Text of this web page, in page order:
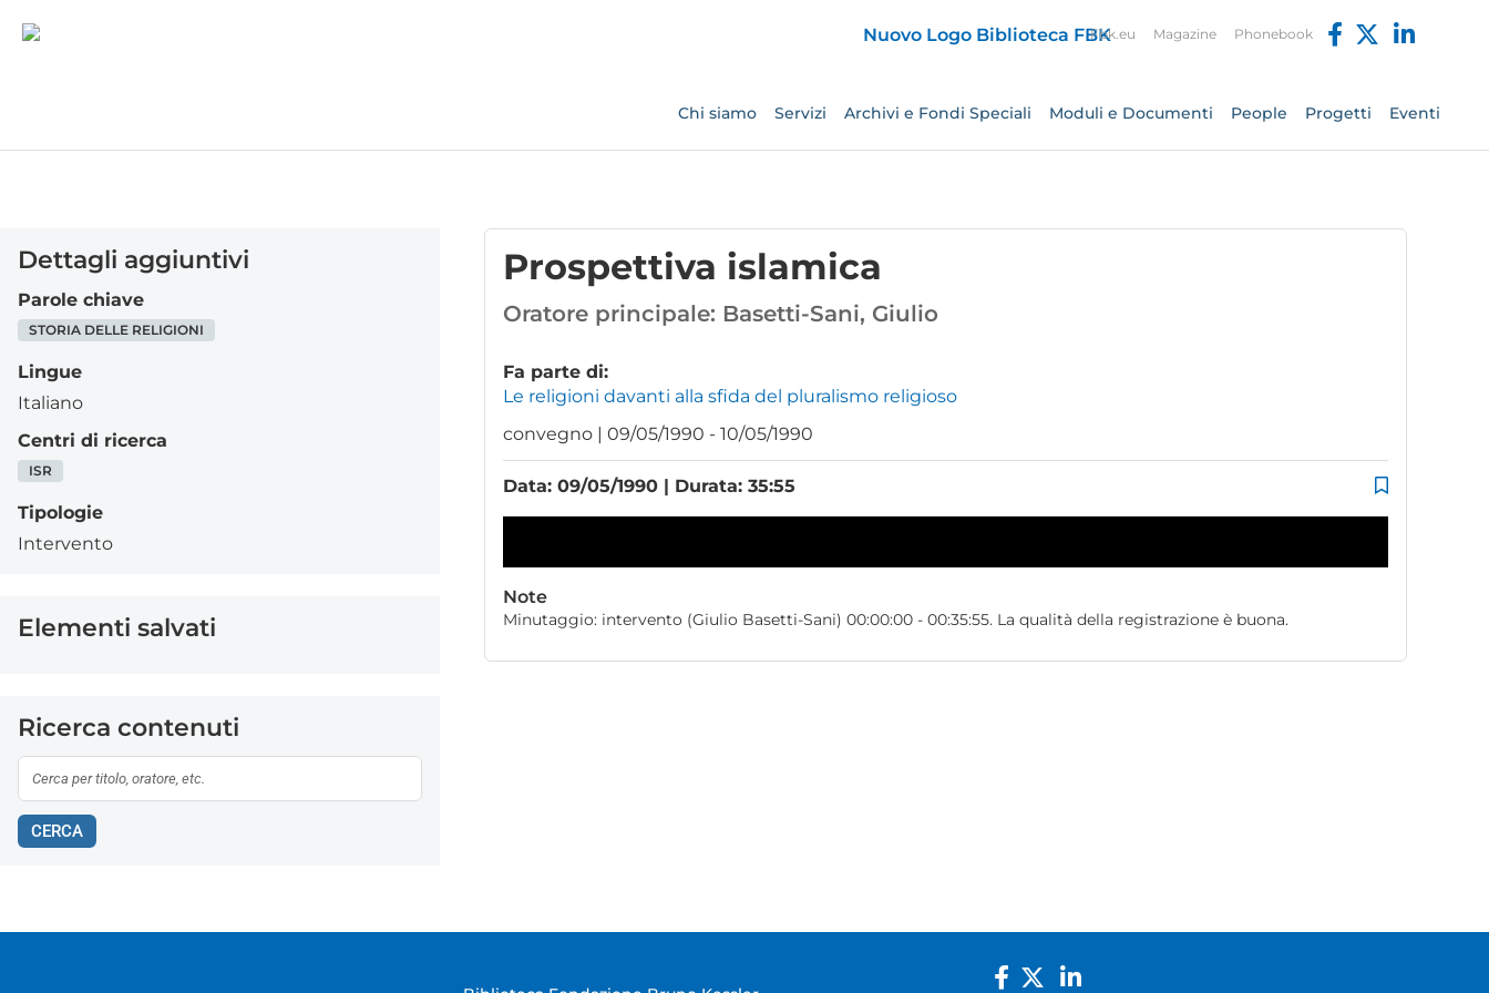
Fbk.eu Magazine Phonebook
Chi siamo Servizi Archivi e Fondi Speciali Moduli e Documenti People Progetti Eventi
Dettagli aggiuntivi
Parole chiave
STORIA DELLE RELIGIONI
Lingue
Italiano
Centri di ricerca
ISR
Tipologie
Intervento
Elementi salvati
Ricerca contenuti
CERCA
Prospettiva islamica
Oratore principale: Basetti-Sani, Giulio
Fa parte di:
Le religioni davanti alla sfida del pluralismo religioso
convegno | 09/05/1990 - 10/05/1990
Data: 09/05/1990 | Durata: 35:55
Note
Minutaggio: intervento (Giulio Basetti-Sani) 00:00:00 - 00:35:55. La qualità della registrazione è buona.